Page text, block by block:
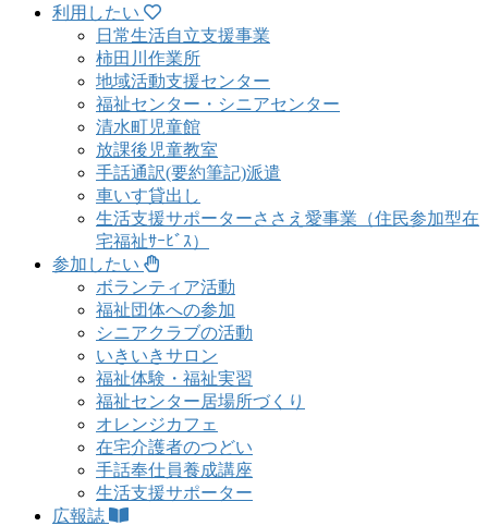
利用したい
日常生活自立支援事業
柿田川作業所
地域活動支援センター
福祉センター・シニアセンター
清水町児童館
放課後児童教室
手話通訳(要約筆記)派遣
車いす貸出し
生活支援サポーターささえ愛事業（住民参加型在
宅福祉ｻｰﾋﾞｽ）
参加したい
ボランティア活動
福祉団体への参加
シニアクラブの活動
いきいきサロン
福祉体験・福祉実習
福祉センター居場所づくり
オレンジカフェ
在宅介護者のつどい
手話奉仕員養成講座
生活支援サポーター
広報誌